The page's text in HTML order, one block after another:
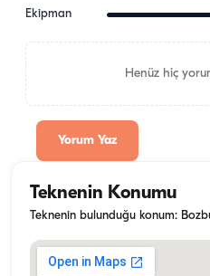
Ekipman
Henüz hiç
Yorum Yaz
Teknenin Konumu
Teknenin bulunduğu konum: